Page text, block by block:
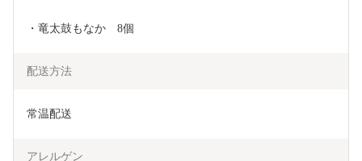
・竜太鼓もなか　8個
配送方法
常温配送
アレルゲン